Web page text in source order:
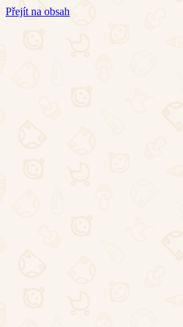
Přejít na obsah